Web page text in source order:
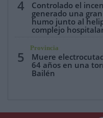
4
Controlado el
generado una
humo junto al
complejo
5
Provincia
Muere
64 años en una
Bailén